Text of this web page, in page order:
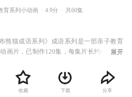
育系列小动画 4.9分 共60集
布熊猫成语系列》成语系列是一部亲子教育
画片，已制作120集，每集片长约6分钟。
人翁是会功夫的巴布熊猫一家。故事便是
们在日常生活遇到与中国成语相关的趣
角色被带入到成语故事角色当中，以诙谐幽
展开
收藏 下载 分享